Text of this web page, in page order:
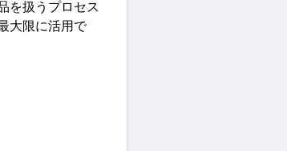
を扱うプロセス
大限に活用で